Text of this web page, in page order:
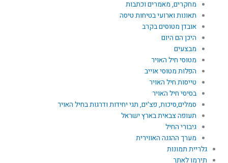
מחקרים, מאמרים וכתבות
תאונות וארועי בטיחות טיסה
אובדן מטוסים בקרב
היכן הם היום
מבצעים
מטוסי חיל האויר
הפלות מטוסי אוייב
טייסות חיל האויר
בסיסי חיל האויר
סמלים,סיכות, פצ'ים, תגי יחידות ודרגות בחיל האויר
תעופה צבאית בארץ ישראל
גיבורי החיל
מערך ההגנה האווירית
גלריית תמונות
תירמו לאתר